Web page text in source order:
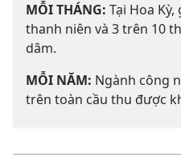
MỖI THÁNG: Tại Hoa Kỳ,
thanh niên và 3 trên 10
dâm.
MỖI NĂM: Ngành công
trên toàn cầu thu được